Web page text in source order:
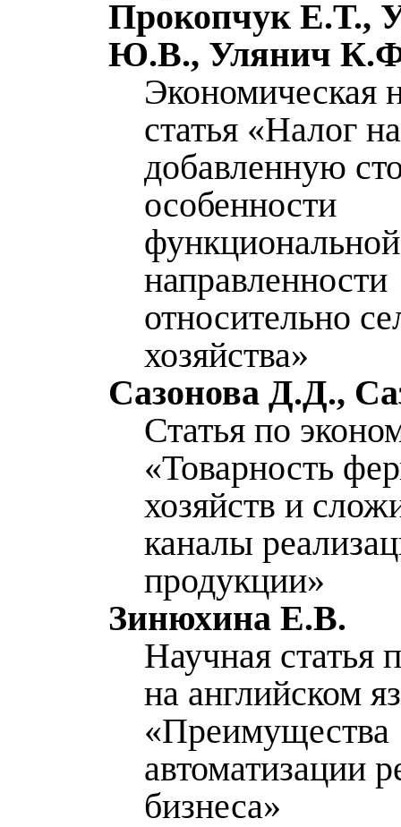
Прокопчук Е.Т.,
Ю.В., Улянич
Экономическая
статья «Налог на
добавленную
особенности
функциональной
направленности
относительно
хозяйства»
Сазонова Д.Д.,
Статья по
«Товарность
хозяйств и
каналы
продукции»
Зинюхина Е.В.
Научная статья
на английском
«Преимущества
автоматизации
бизнеса»